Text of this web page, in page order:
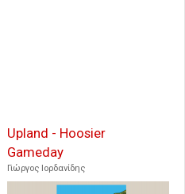
Upland - Hoosier
Gameday
Γιώργος Ιορδανίδης